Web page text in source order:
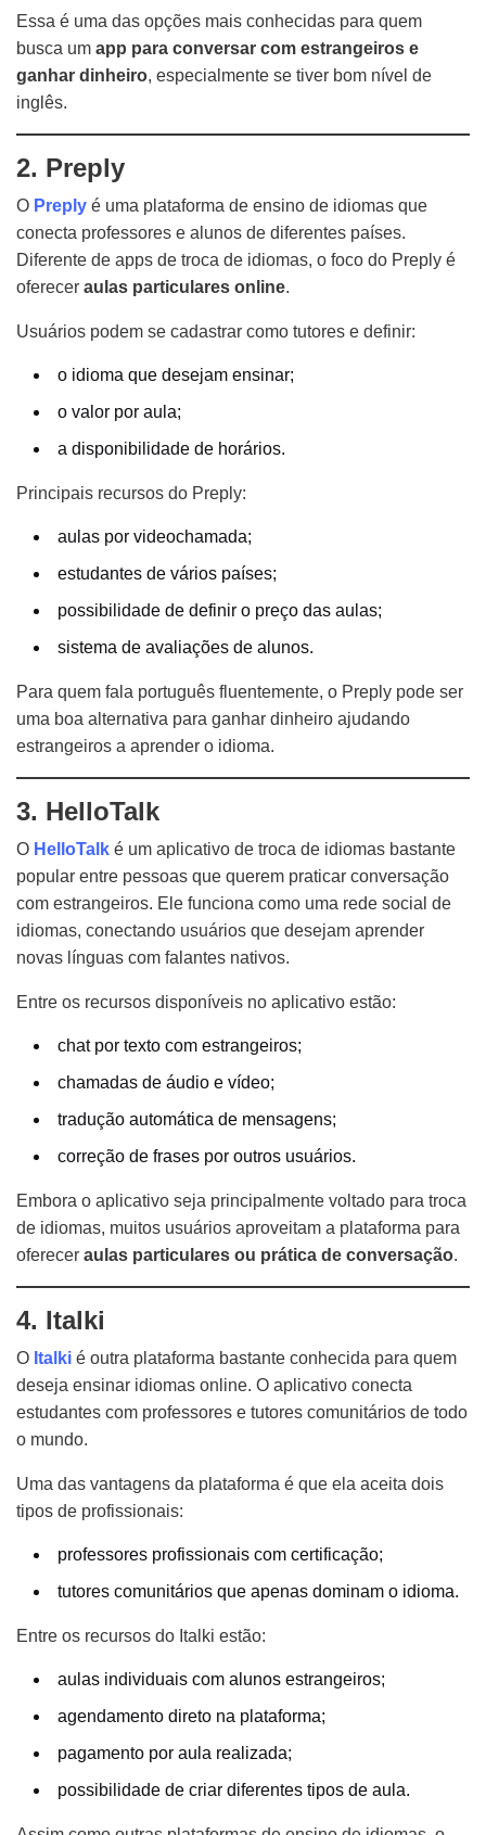
Essa é uma das opções mais conhecidas para quem
busca um app para conversar com estrangeiros e
ganhar dinheiro, especialmente se tiver bom nível de
inglês.
2. Preply
O Preply é uma plataforma de ensino de idiomas que
conecta professores e alunos de diferentes países.
Diferente de apps de troca de idiomas, o foco do Preply é
oferecer aulas particulares online.
Usuários podem se cadastrar como tutores e definir:
o idioma que desejam ensinar;
o valor por aula;
a disponibilidade de horários.
Principais recursos do Preply:
aulas por videochamada;
estudantes de vários países;
possibilidade de definir o preço das aulas;
sistema de avaliações de alunos.
Para quem fala português fluentemente, o Preply pode ser
uma boa alternativa para ganhar dinheiro ajudando
estrangeiros a aprender o idioma.
3. HelloTalk
O HelloTalk é um aplicativo de troca de idiomas bastante
popular entre pessoas que querem praticar conversação
com estrangeiros. Ele funciona como uma rede social de
idiomas, conectando usuários que desejam aprender
novas línguas com falantes nativos.
Entre os recursos disponíveis no aplicativo estão:
chat por texto com estrangeiros;
chamadas de áudio e vídeo;
tradução automática de mensagens;
correção de frases por outros usuários.
Embora o aplicativo seja principalmente voltado para troca
de idiomas, muitos usuários aproveitam a plataforma para
oferecer aulas particulares ou prática de conversação.
4. Italki
O Italki é outra plataforma bastante conhecida para quem
deseja ensinar idiomas online. O aplicativo conecta
estudantes com professores e tutores comunitários de todo
o mundo.
Uma das vantagens da plataforma é que ela aceita dois
tipos de profissionais:
professores profissionais com certificação;
tutores comunitários que apenas dominam o idioma.
Entre os recursos do Italki estão:
aulas individuais com alunos estrangeiros;
agendamento direto na plataforma;
pagamento por aula realizada;
possibilidade de criar diferentes tipos de aula.